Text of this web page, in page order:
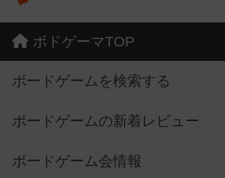
ボドゲーマTOP
ボードゲームを検索する
ボードゲームの新着レビュー
ボードゲーム会情報